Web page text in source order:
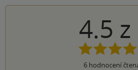
4.5 z
6hodnocení